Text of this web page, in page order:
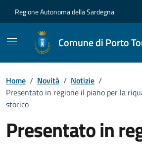
Regione Autonoma della Sardegna
Comune di Porto
Home / Novità / Notizie /
Presentato in regione il piano per la
storico
Presentato in